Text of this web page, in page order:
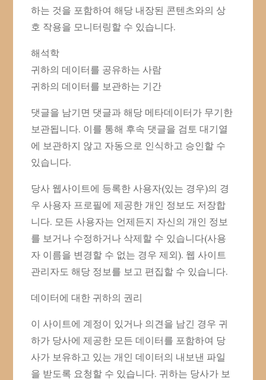
하는 것을 포함하여 해당 내장된 콘텐츠와의 상
호 작용을 모니터링할 수 있습니다.
해석학
귀하의 데이터를 공유하는 사람
귀하의 데이터를 보관하는 기간
댓글을 남기면 댓글과 해당 메타데이터가 무기한
보관됩니다. 이를 통해 후속 댓글을 검토 대기열
에 보관하지 않고 자동으로 인식하고 승인할 수
있습니다.
당사 웹사이트에 등록한 사용자(있는 경우)의 경
우 사용자 프로필에 제공한 개인 정보도 저장합
니다. 모든 사용자는 언제든지 자신의 개인 정보
를 보거나 수정하거나 삭제할 수 있습니다(사용
자 이름을 변경할 수 없는 경우 제외). 웹 사이트
관리자도 해당 정보를 보고 편집할 수 있습니다.
데이터에 대한 귀하의 권리
이 사이트에 계정이 있거나 의견을 남긴 경우 귀
하가 당사에 제공한 모든 데이터를 포함하여 당
사가 보유하고 있는 개인 데이터의 내보낸 파일
을 받도록 요청할 수 있습니다. 귀하는 당사가 보